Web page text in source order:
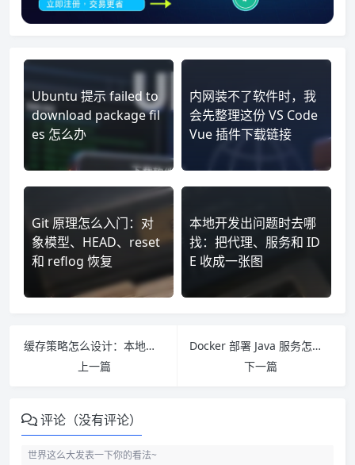
Ubuntu 提示 failed to
download package fil
es 怎么办
内网装不了软件时，我
会先整理这份 VS Code
Vue 插件下载链接
Git 原理怎么入门：对
象模型、HEAD、reset
和 reflog 恢复
本地开发出问题时去哪
找：把代理、服务和 ID
E 收成一张图
缓存策略怎么设计：本地缓存、Redis 和失效边界
上一篇
Docker 部署 Java 服务怎么做：镜像、配置和日志边界
下一篇
评论（没有评论）